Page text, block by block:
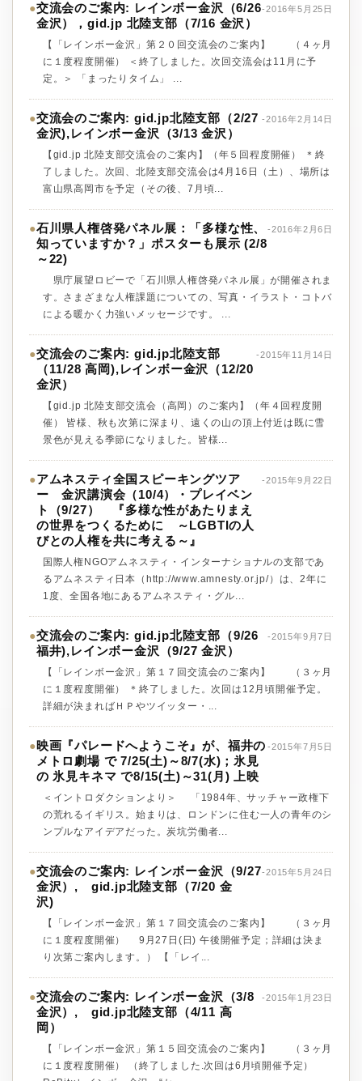
●交流会のご案内: レインボー金沢（6/26
金沢），gid.jp 北陸支部（7/16 金沢）
-2016年5月25日
【「レインボー金沢」第２０回交流会のご案内】 （４ヶ月
に１度程度開催） ＜終了しました。次回交流会は11月に予
定。＞ 「まったりタイム」 ...
●交流会のご案内: gid.jp北陸支部（2/27
金沢),レインボー金沢（3/13 金沢）
-2016年2月14日
【gid.jp 北陸支部交流会のご案内】（年５回程度開催） ＊終
了しました。次回、北陸支部交流会は4月16日（土）、場所は
富山県高岡市を予定（その後、7月頃...
●石川県人権啓発パネル展：「多様な性、
知っていますか？」ポスターも展示 (2/8
～22)
-2016年2月6日
県庁展望ロビーで「石川県人権啓発パネル展」が開催されま
す。さまざまな人権課題についての、写真・イラスト・コトバ
による暖かく力強いメッセージです。 ...
●交流会のご案内: gid.jp北陸支部
（11/28 高岡),レインボー金沢（12/20
金沢）
-2015年11月14日
【gid.jp 北陸支部交流会（高岡）のご案内】（年４回程度開
催） 皆様、秋も次第に深まり、遠くの山の頂上付近は既に雪
景色が見える季節になりました。皆様...
●アムネスティ全国スピーキングツア
ー 金沢講演会（10/4）・プレイベン
ト（9/27） 『多様な性があたりまえ
の世界をつくるために ～LGBTIの人
びとの人権を共に考える～』
-2015年9月22日
国際人権NGOアムネスティ・インターナショナルの支部であ
るアムネスティ日本（http://www.amnesty.or.jp/）は、2年に
1度、全国各地にあるアムネスティ・グル...
●交流会のご案内: gid.jp北陸支部（9/26
福井),レインボー金沢（9/27 金沢）
-2015年9月7日
【「レインボー金沢」第１７回交流会のご案内】 （３ヶ月
に１度程度開催） ＊終了しました。次回は12月頃開催予定。
詳細が決まればＨＰやツイッター・...
●映画『パレードへようこそ』が、福井の
メトロ劇場 で 7/25(土)～8/7(水)；氷見
の 氷見キネマ で8/15(土)～31(月) 上映
-2015年7月5日
＜イントロダクションより＞ 「1984年、サッチャー政権下
の荒れるイギリス。始まりは、ロンドンに住む一人の青年のシ
ンプルなアイデアだった。炭坑労働者...
●交流会のご案内: レインボー金沢（9/27
金沢）, gid.jp北陸支部（7/20 金
沢)
-2015年5月24日
【「レインボー金沢」第１７回交流会のご案内】 （３ヶ月
に１度程度開催） 9月27日(日) 午後開催予定；詳細は決ま
り次第ご案内します。） 【「レイ...
●交流会のご案内: レインボー金沢（3/8
金沢）, gid.jp北陸支部（4/11 高
岡）
-2015年1月23日
【「レインボー金沢」第１５回交流会のご案内】 （３ヶ月
に１度程度開催） （終了しました.次回は6月頃開催予定）